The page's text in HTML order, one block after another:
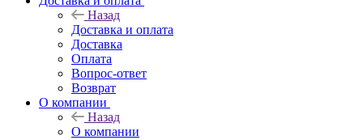
Назад
Доставка и оплата
Доставка
Оплата
Вопрос-ответ
Возврат
О компании
Назад
О компании